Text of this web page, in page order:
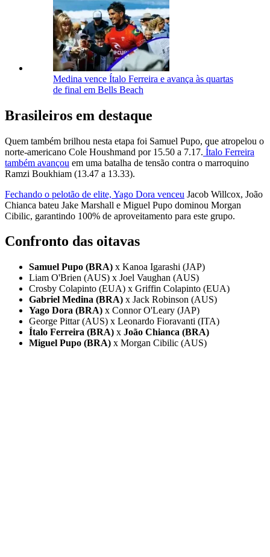
Medina vence Ítalo Ferreira e avança às quartas
de final em Bells Beach
Brasileiros em destaque
Quem também brilhou nesta etapa foi Samuel Pupo, que atropelou o
norte-americano Cole Houshmand por 15.50 a 7.17. Ítalo Ferreira
também avançou em uma batalha de tensão contra o marroquino
Ramzi Boukhiam (13.47 a 13.33).
Fechando o pelotão de elite, Yago Dora venceu Jacob Willcox, João
Chianca bateu Jake Marshall e Miguel Pupo dominou Morgan
Cibilic, garantindo 100% de aproveitamento para este grupo.
Confronto das oitavas
Samuel Pupo (BRA) x Kanoa Igarashi (JAP)
Liam O'Brien (AUS) x Joel Vaughan (AUS)
Crosby Colapinto (EUA) x Griffin Colapinto (EUA)
Gabriel Medina (BRA) x Jack Robinson (AUS)
Yago Dora (BRA) x Connor O'Leary (JAP)
George Pittar (AUS) x Leonardo Fioravanti (ITA)
Ítalo Ferreira (BRA) x João Chianca (BRA)
Miguel Pupo (BRA) x Morgan Cibilic (AUS)